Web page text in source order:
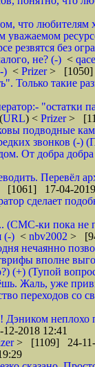
что любителям
уважаемом
резвятся без
не? (-) <
) < Prizer> [1050]
Только такие
"остатки
(URL) < Prizer>
подводные
звонков (-)
От добра
Перевёл
[1061] 17-04-
сделает
(СМС-ки пока
(-) < nbv2002 >
нечаянно
вполне
(+) (Тупой
Жаль, уже
переходов
2018 12:41
> [1109] 24-11-